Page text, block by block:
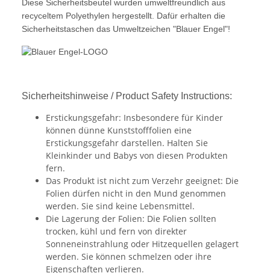
Diese Sicherheitsbeutel wurden umweltfreundlich aus
recyceltem Polyethylen hergestellt. Dafür erhalten die
Sicherheitstaschen das Umweltzeichen "Blauer Engel"!
Sicherheitshinweise / Product Safety Instructions:
Erstickungsgefahr: Insbesondere für Kinder
können dünne Kunststofffolien eine
Erstickungsgefahr darstellen. Halten Sie
Kleinkinder und Babys von diesen Produkten
fern.
Das Produkt ist nicht zum Verzehr geeignet: Die
Folien dürfen nicht in den Mund genommen
werden. Sie sind keine Lebensmittel.
Die Lagerung der Folien: Die Folien sollten
trocken, kühl und fern von direkter
Sonneneinstrahlung oder Hitzequellen gelagert
werden. Sie können schmelzen oder ihre
Eigenschaften verlieren.